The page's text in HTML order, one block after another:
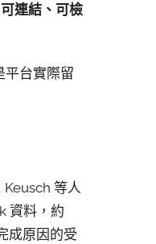
連結、可檢
平台實際留
等人
資料，約
成原因的受